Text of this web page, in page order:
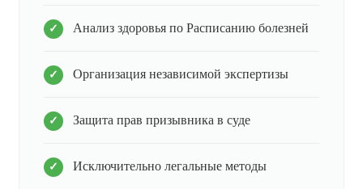
Анализ здоровья по Расписанию болезней
Организация независимой экспертизы
Защита прав призывника в суде
Исключительно легальные методы